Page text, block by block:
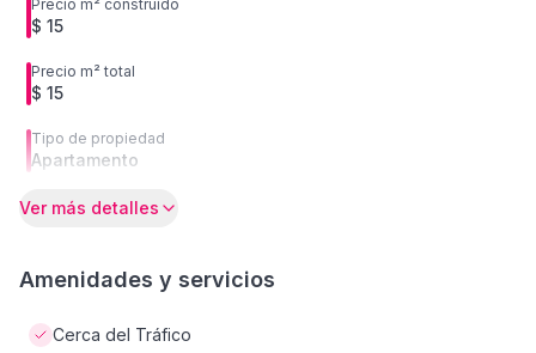
Precio m² construido
$ 15
Precio m² total
$ 15
Tipo de propiedad
Apartamento
Ver más detalles
Amenidades y servicios
Cerca del Tráfico